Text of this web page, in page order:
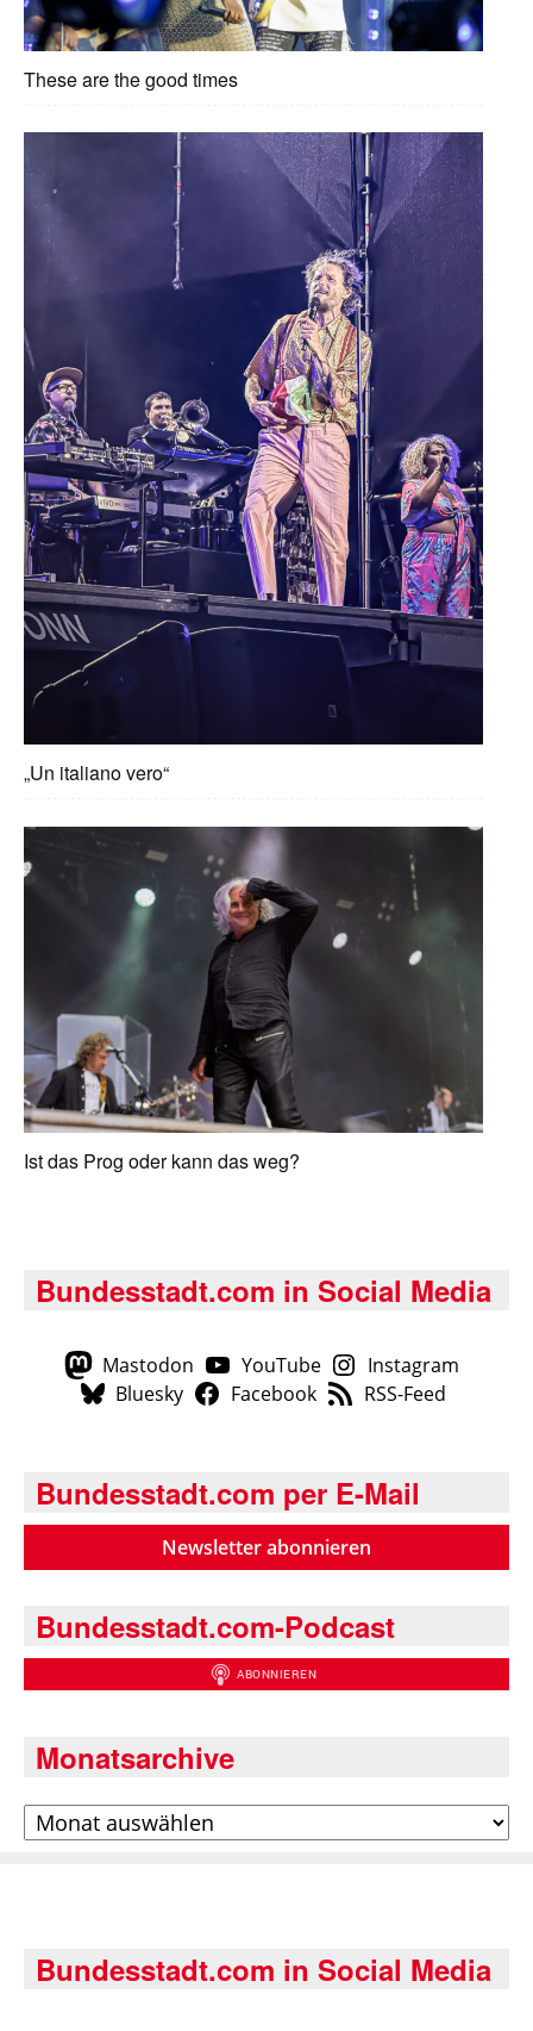
These are the good times
„Un italiano vero“
Ist das Prog oder kann das weg?
Bundesstadt.com in Social Media
Mastodon YouTube
Instagram
Bluesky
Facebook RSS-Feed
Bundesstadt.com per E-Mail
Newsletter abonnieren
Bundesstadt.com-Podcast
Monatsarchive
Archiv
Bundesstadt.com in Social Media